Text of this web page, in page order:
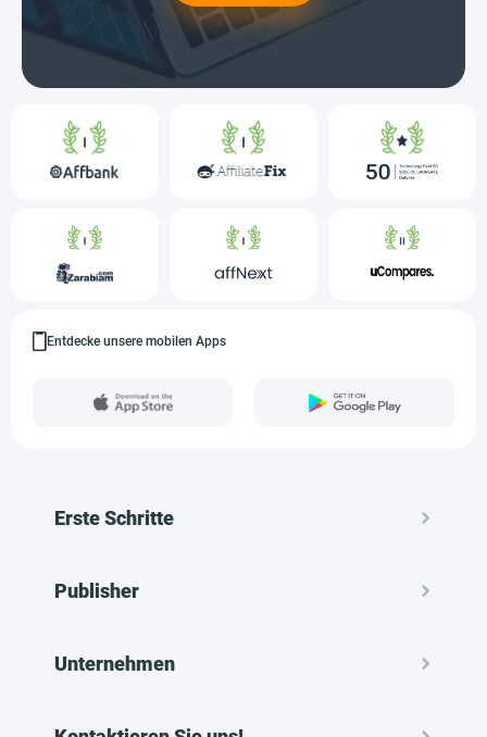
Entdecke unsere mobilen Apps
Erste Schritte
Publisher
Unternehmen